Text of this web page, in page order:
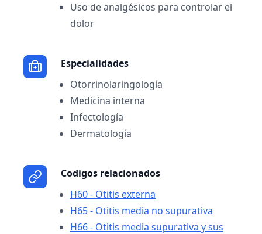
Uso de analgésicos para controlar el
dolor
Especialidades
Otorrinolaringología
Medicina interna
Infectología
Dermatología
Codigos relacionados
H60 - Otitis externa
H65 - Otitis media no supurativa
H66 - Otitis media supurativa y sus